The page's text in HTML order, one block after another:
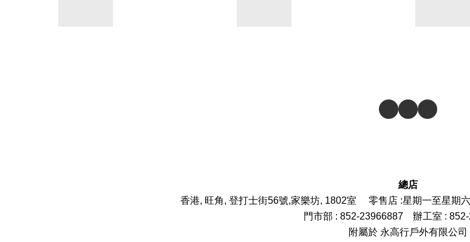
總店
香港, 旺角, 登打士街56號,家樂坊, 1802室 零售店 :星期一至星期
門市部 : 852-23966887 辦工室 :
附屬於 永高行戶外有限公司